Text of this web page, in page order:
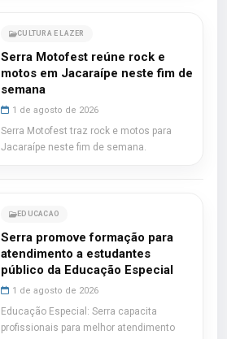
CULTURA E LAZER
Serra Motofest reúne rock e
motos em Jacaraípe neste fim de
semana
1 de agosto de 2026
Serra Motofest traz rock e motos para
Jacaraípe neste fim de semana.
EDUCACAO
Serra promove formação para
atendimento a estudantes
público da Educação Especial
1 de agosto de 2026
Educação Especial: Serra capacita
profissionais para melhor atendimento